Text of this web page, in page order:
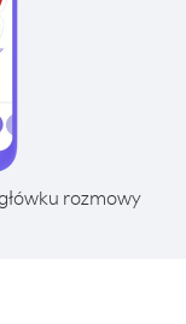
rozmowy